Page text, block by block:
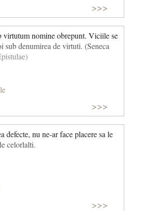
>>>
virtutum nomine obrepunt. Viciile se
sub denumirea de virtuti. (Seneca
>>>
defecte, nu ne-ar face placere sa le
celorlalti.
>>>